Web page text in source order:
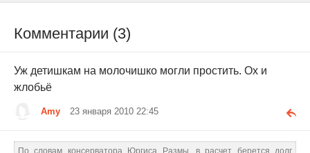
Комментарии (3)
Уж детишкам на молочишко могли простить. Oх и
жлобьё
Amy 23 января 2010 22:45
По словам консерватора Юргиса Размы, в расчет берется долг